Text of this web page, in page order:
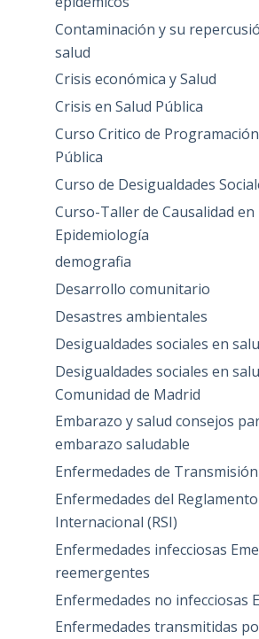
Contaminación y su
salud
Crisis económica y Salud
Crisis en Salud Pública
Curso Critico de
Pública
Curso de Desigualdades
Curso-Taller de Causalidad en
Epidemiología
demografia
Desarrollo comunitario
Desastres ambientales
Desigualdades sociales en
Desigualdades sociales en
Comunidad de Madrid
Embarazo y salud consejos
embarazo saludable
Enfermedades de
Enfermedades del
Internacional (RSI)
Enfermedades infecciosas
reemergentes
Enfermedades no infecciosas
Enfermedades transmitidas